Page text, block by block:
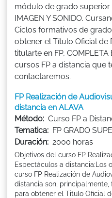
módulo de grado superior
IMAGEN Y SONIDO.
Ciclos formativos de
obtener el Título Oficial de
titularte en FP, COMPLETA
cursos FP a distancia que
contactaremos.
FP Realización de
distancia en ALAVA
Método: Curso FP a
Tematica: FP GRADO
Duración: 2000 horas
Objetivos del curso FP
Espectáculos a distancia:Los
curso FP Realización de
distancia son,
para obtener el Titulo Oficial